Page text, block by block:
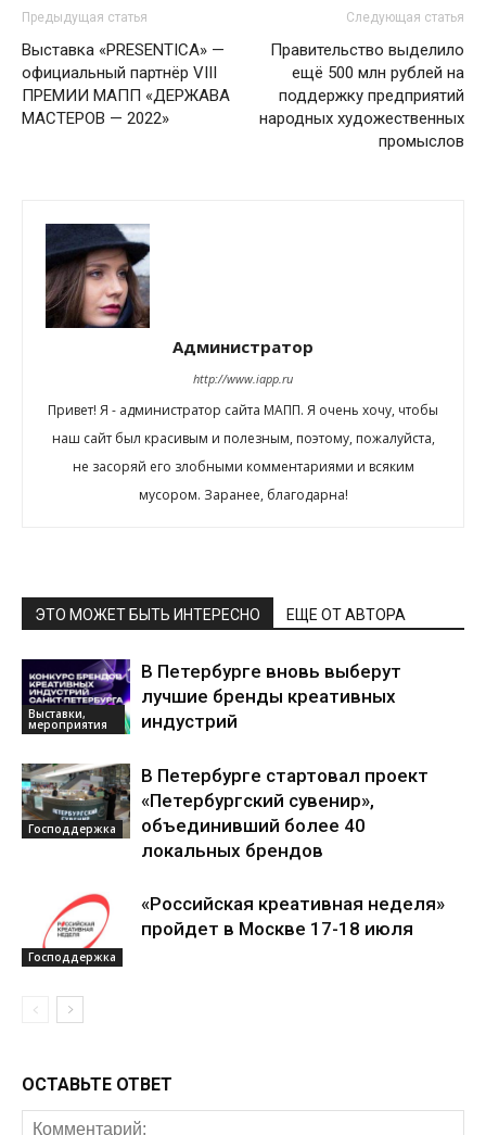
Предыдущая статья
Выставка «PRESENTIСA» —
официальный партнёр VIII
ПРЕМИИ МАПП «ДЕРЖАВА
МАСТЕРОВ — 2022»
Следующая статья
Правительство выделило
ещё 500 млн рублей на
поддержку предприятий
народных художественных
промыслов
Администратор
http://www.iapp.ru
Привет! Я - администратор сайта МАПП. Я очень хочу, чтобы
наш сайт был красивым и полезным, поэтому, пожалуйста,
не засоряй его злобными комментариями и всяким
мусором. Заранее, благодарна!
ЭТО МОЖЕТ БЫТЬ ИНТЕРЕСНО ЕЩЕ ОТ АВТОРА
Выставки,
мероприятия
В Петербурге вновь выберут
лучшие бренды креативных
индустрий
Господдержка
В Петербурге стартовал проект
«Петербургский сувенир»,
объединивший более 40
локальных брендов
Господдержка
«Российская креативная неделя»
пройдет в Москве 17-18 июля
ОСТАВЬТЕ ОТВЕТ